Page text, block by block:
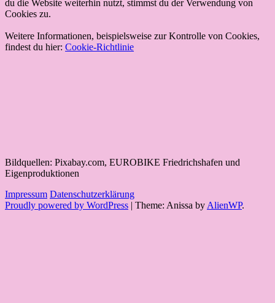
du die Website weiterhin nutzt, stimmst du der Verwendung von
Cookies zu.
Weitere Informationen, beispielsweise zur Kontrolle von Cookies,
findest du hier: Cookie-Richtlinie
Bildquellen: Pixabay.com, EUROBIKE Friedrichshafen und
Eigenproduktionen
Impressum Datenschutzerklärung
Proudly powered by WordPress | Theme: Anissa by AlienWP.